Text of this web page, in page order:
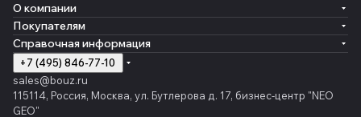
О компании
Покупателям
Справочная информация
+7 (495) 846-77-10
sales@bouz.ru
115114, Россия, Москва, ул. Бутлерова д. 17, бизнес-центр "NEO
GEO"